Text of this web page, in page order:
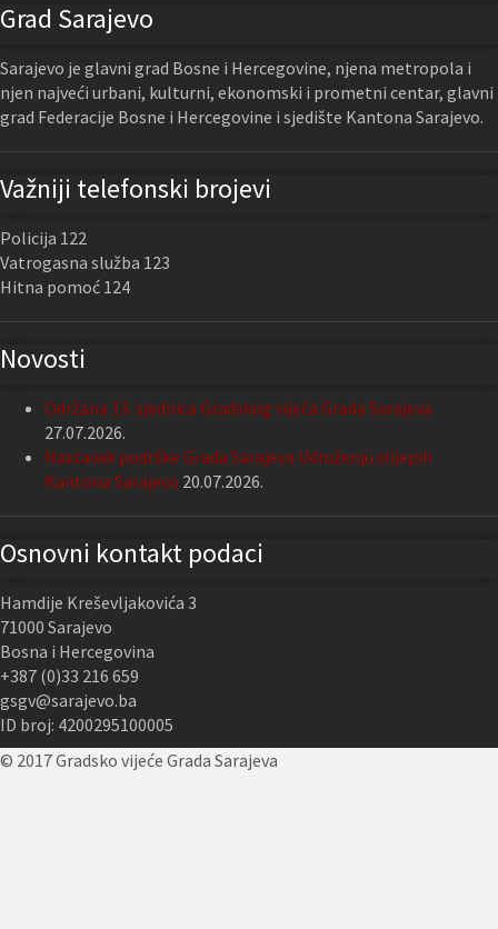
Grad Sarajevo
Sarajevo je glavni grad Bosne i Hercegovine, njena metropola i
njen najveći urbani, kulturni, ekonomski i prometni centar, glavni
grad Federacije Bosne i Hercegovine i sjedište Kantona Sarajevo.
Važniji telefonski brojevi
Policija 122
Vatrogasna služba 123
Hitna pomoć 124
Novosti
Održana 13. sjednica Gradskog vijeća Grada Sarajeva
27.07.2026.
Nastavak podrške Grada Sarajeva Udruženju slijepih
Kantona Sarajevo 20.07.2026.
Osnovni kontakt podaci
Hamdije Kreševljakovića 3
71000 Sarajevo
Bosna i Hercegovina
+387 (0)33 216 659
gsgv@sarajevo.ba
ID broj: 4200295100005
© 2017 Gradsko vijeće Grada Sarajeva